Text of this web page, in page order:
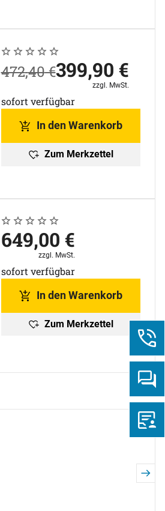
Noch keine Bewertungen abgegeben
0 Bewertungen
statt:
472,40€jetzt:
399,90 €
Steuerhinweis:
zzgl. MwSt.
sofort verfügbar
In den Warenkorb
Zum Merkzettel
Noch keine Bewertungen abgegeben
0 Bewertungen
649,00 €
Steuerhinweis:
zzgl. MwSt.
sofort verfügbar
In den Warenkorb
Zum Merkzettel